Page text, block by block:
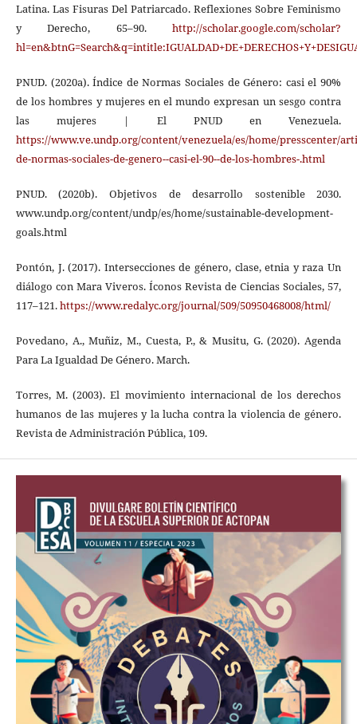
Latina. Las Fisuras Del Patriarcado. Reflexiones Sobre Feminismo
y Derecho, 65–90.http://scholar.google.com/scholar?
PNUD. (2020a). Índice de Normas Sociales de Género: casi el 90%
de los hombres y mujeres en el mundo expresan un sesgo contra
las mujeres | El PNUD en Venezuela.
https://www.ve.undp.org/content/venezuela/es/home/presscenter/
de-normas-sociales-de-genero--casi-el-90--de-los-hombres-.html
PNUD. (2020b). Objetivos de desarrollo sostenible 2030.
www.undp.org/content/undp/es/home/sustainable-development-
goals.html
Pontón, J. (2017). Intersecciones de género, clase, etnia y raza Un
diálogo con Mara Viveros. Íconos Revista de Ciencias Sociales, 57,
117–121.https://www.redalyc.org/journal/509/50950468008/html/
Povedano, A., Muñiz, M., Cuesta, P., & Musitu, G. (2020). Agenda
Para La Igualdad De Género. March.
Torres, M. (2003). El movimiento internacional de los derechos
humanos de las mujeres y la lucha contra la violencia de género.
Revista de Administración Pública, 109.